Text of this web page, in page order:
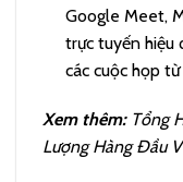
Google Meet,
trực tuyến hiệu
các cuộc họp từ
Xem thêm: Tổng
Lượng Hàng Đầu